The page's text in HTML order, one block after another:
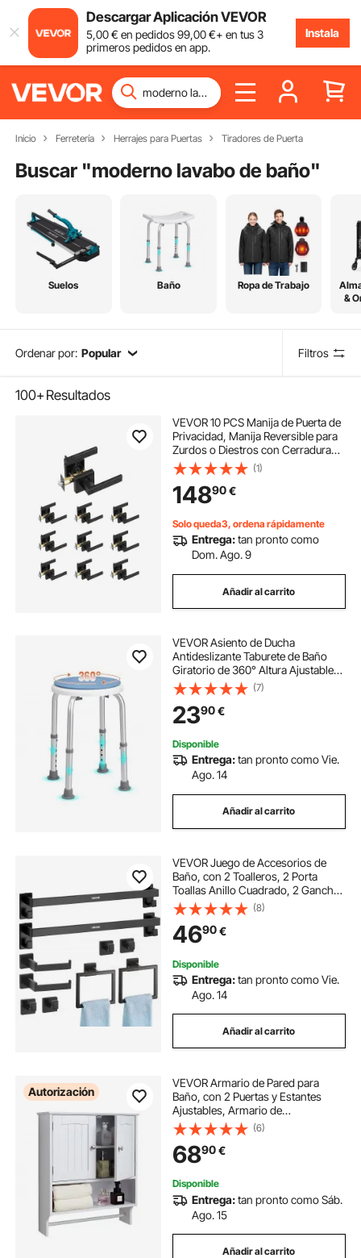
Descargar Aplicación VEVOR
5,00€ en pedidos99,00€+ en tus 3
primeros pedidos en app.
Instala
Inicio Ferretería Herrajes para Puertas Tiradores de Puerta
Buscar "moderno lavabo de baño"
Suelos Baño Ropa de Trabajo
&
Ordenar por: Popular Filtros
100+Resultados
VEVOR 10 PCS Manija de Puerta de
Privacidad, Manija Reversible para
Zurdos o Diestros con Cerradura
sin Llave, Rotación de 45° para
Abrir, Interior Cuadrado Universal
para Puertas de Baño, Negra Mate
(1)
14890€
Solo queda3, ordena rápidamente
Entrega:tan pronto como
Dom. Ago. 9
Añadir al carrito
VEVOR Asiento de Ducha
Antideslizante Taburete de Baño
Giratorio de 360° Altura Ajustable
360-485mm 136,1kg Silla de Ducha
de Aluminio Ayuda para Ducha para
Personas Mayores, Mujeres
Embarazadas, Baño
(7)
2390€
Disponible
Entrega:tan pronto como Vie.
Ago. 14
Añadir al carrito
VEVOR Juego de Accesorios de
Baño, con 2 Toalleros, 2 Porta
Toallas Anillo Cuadrado, 2 Ganchos
de 4 Piezas y 2 Portarrollos de
Papel Higiénico, en Pared, Negro
Mate, 10 uds, 595 x 100 x 80 mm
(8)
4690€
Disponible
Entrega:tan pronto como Vie.
Ago. 14
Añadir al carrito
Autorización
VEVOR Armario de Pared para
Baño, con 2 Puertas y Estantes
Ajustables, Armario de
Almacenamiento Colgante con
Divisor Abierto y Toallero para
Inodoro, Lavadero, Cocina, 590 x
200 x 700 mm, Blanco
(6)
6890€
Disponible
Entrega:tan pronto como Sáb.
Ago. 15
Añadir al carrito